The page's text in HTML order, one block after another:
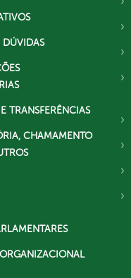
DÚVIDAS
TRANSFERÊNCIAS
CHAMAMENTO